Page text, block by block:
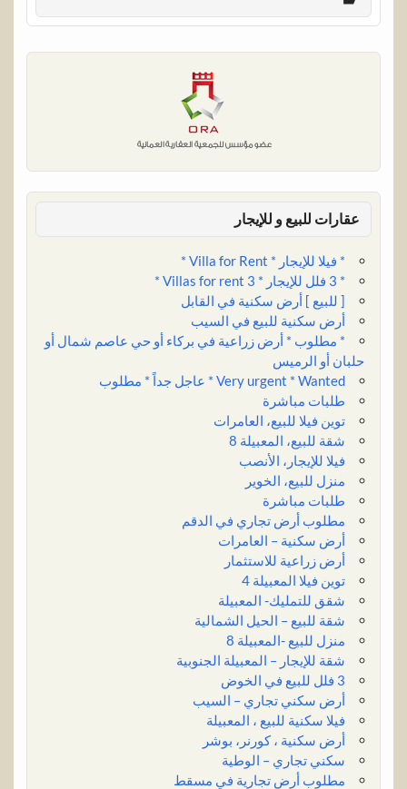
t
e
b
o
e
r
s
A
l
e
d
I
n
l
r
e
عقارات للبيع و للإيجار
* فيلا للإيجار * Villa for Rent *
* 3 فلل للإيجار * 3 Villas for rent *
[ للبيع ] أرض سكنية في القابل
أرض سكنية للبيع في السيب
* مطلوب * أرض زراعية في بركاء أو حي عاصم شمال أو
حلبان أو الرميس
Very urgent * Wanted * عاجل جداً * مطلوب
طلبات مباشرة
توين فيلا للبيع، العامرات
شقة للبيع، المعبيلة 8
فيلا للإيجار، الأنصب
منزل للبيع، الخوير
طلبات مباشرة
مطلوب أرض تجاري في الدقم
أرض سكنية – العامرات
أرض زراعية للاستثمار
توين فيلا المعبيلة 4
شقق للتمليك- المعبيلة
شقة للبيع – الحيل الشمالية
منزل للبيع -المعبيلة 8
شقة للإيجار – المعبيلة الجنوبية
3 فلل للبيع في الخوض
أرض سكني تجاري – السيب
فيلا سكنية للبيع ، المعبيلة
أرض سكنية ، كورنر، بوشر
سكني تجاري – الوطية
مطلوب أرض تجارية في مسقط